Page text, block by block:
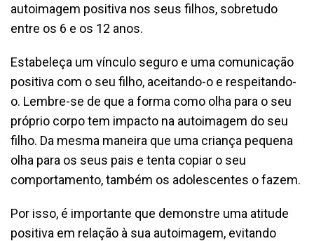
autoimagem positiva nos seus filhos, sobretudo
entre os 6 e os 12 anos.
Estabeleça um vínculo seguro e uma comunicação
positiva com o seu filho, aceitando-o e respeitando-
o. Lembre-se de que a forma como olha para o seu
próprio corpo tem impacto na autoimagem do seu
filho. Da mesma maneira que uma criança pequena
olha para os seus pais e tenta copiar o seu
comportamento, também os adolescentes o fazem.
Por isso, é importante que demonstre uma atitude
positiva em relação à sua autoimagem, evitando